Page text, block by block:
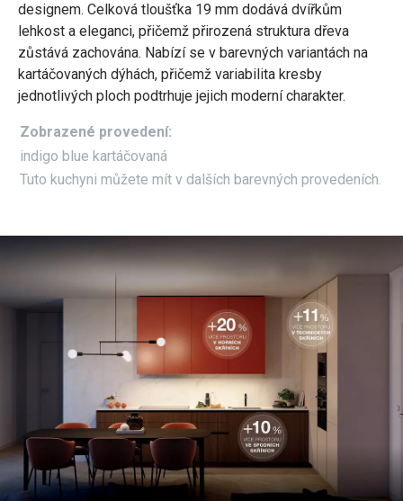
designem. Celková tloušťka 19 mm dodává dvířkům
lehkost a eleganci, přičemž přirozená struktura dřeva
zůstává zachována. Nabízí se v barevných variantách na
kartáčovaných dýhách, přičemž variabilita kresby
jednotlivých ploch podtrhuje jejich moderní charakter.
Zobrazené provedení:
indigo blue kartáčovaná
Tuto kuchyni můžete mít v dalších barevných provedeních.